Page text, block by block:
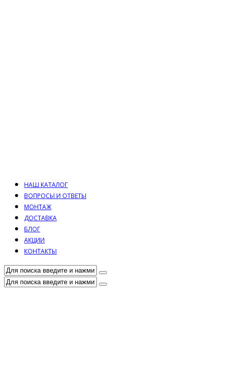
НАШ КАТАЛОГ
ВОПРОСЫ И ОТВЕТЫ
МОНТАЖ
ДОСТАВКА
БЛОГ
АКЦИИ
КОНТАКТЫ